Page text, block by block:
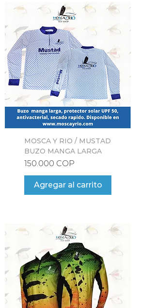
MOSCA Y RIO / MUSTAD
BUZO MANGA LARGA
Precio
150.000 COP
Agregar al carrito